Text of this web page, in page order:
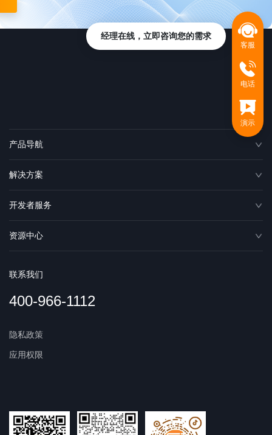
产品导航
解决方案
开发者服务
资源中心
联系我们
400-966-1112
隐私政策
应用权限
客服
电话
演示
经理在线，立即咨询您的需求